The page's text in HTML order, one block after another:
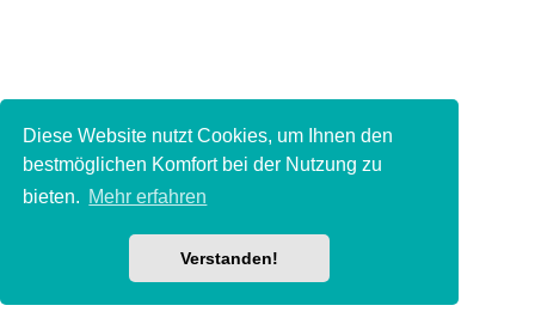
Diese Website nutzt Cookies, um Ihnen den
bestmöglichen Komfort bei der Nutzung zu
bieten. Mehr erfahren
Verstanden!